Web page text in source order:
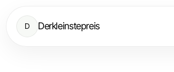
D Derkleinstepreis